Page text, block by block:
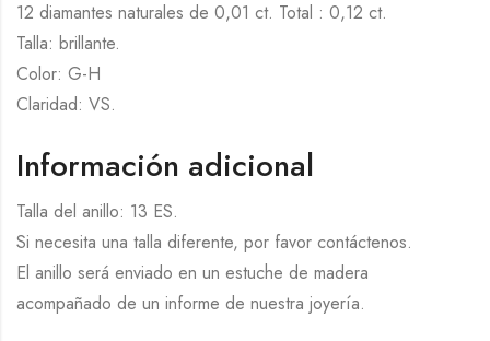
12 diamantes naturales de 0,01 ct. Total : 0,12 ct.
Talla: brillante.
Color: G-H
Claridad: VS.
Información adicional
Talla del anillo: 13 ES.
Si necesita una talla diferente, por favor contáctenos.
El anillo será enviado en un estuche de madera
acompañado de un informe de nuestra joyería.